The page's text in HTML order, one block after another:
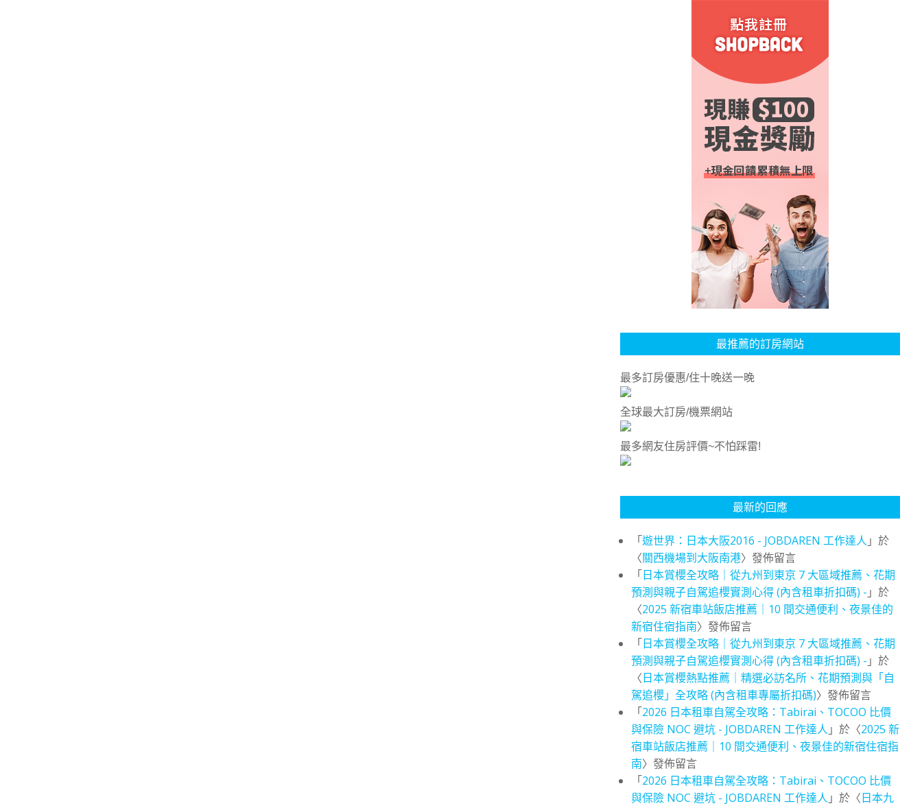
最推薦的訂房網站
最多訂房優惠/住十晚送一晚
全球最大訂房/機票網站
最多網友住房評價~不怕踩雷!
最新的回應
「遊世界：日本大阪2016 - JOBDAREN 工作達人 」於
〈關西機場到大阪南港〉發佈留言
「日本賞櫻全攻略｜從九州到東京 7 大區域推薦、花期
預測與親子自駕追櫻實測心得 (內含租車折扣碼) - 」於
〈2025 新宿車站飯店推薦｜10 間交通便利、夜景佳的
新宿住宿指南〉發佈留言
「日本賞櫻全攻略｜從九州到東京 7 大區域推薦、花期
預測與親子自駕追櫻實測心得 (內含租車折扣碼) - 」於
〈日本賞櫻熱點推薦｜精選必訪名所、花期預測與「自
駕追櫻」全攻略 (內含租車專屬折扣碼)〉發佈留言
「2026 日本租車自駕全攻略：Tabirai、TOCOO 比價
與保險 NOC 避坑 - JOBDAREN 工作達人 」於〈2025 新
宿車站飯店推薦｜10 間交通便利、夜景佳的新宿住宿指
南〉發佈留言
「2026 日本租車自駕全攻略：Tabirai、TOCOO 比價
與保險 NOC 避坑 - JOBDAREN 工作達人 」於〈日本九